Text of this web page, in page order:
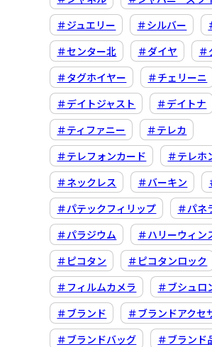
＃ジュエリー
＃シルバー
＃センター北
＃ダイヤ
＃
＃タグホイヤー
＃チェリーニ
＃デイトジャスト
＃デイトナ
＃ティファニー
＃テレカ
＃テレフォンカード
＃テレホ
＃ネックレス
＃バーキン
＃パテックフィリップ
＃パネ
＃パラジウム
＃ハリーウィン
＃ピコタン
＃ピコタンロック
＃フィルムカメラ
＃ブシュロ
＃ブランド
＃ブランドアクセ
＃ブランドバッグ
＃ブランド